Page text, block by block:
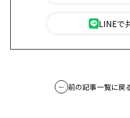
LINEで
前の記事一覧に戻